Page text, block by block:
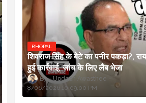
BHOPAL
शिवराज सिंह के बेटे का पनीर पकड़ा?,
हुई कार्रवाई, जांच के लिए लैब भेजा
Updesh Awasthee
8/06/2026 10:09:00 PM